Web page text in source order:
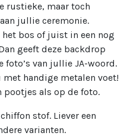
rustieke, maar toch
jullie ceremonie.
bos of juist in een nog
geeft deze backdrop
foto’s van jullie JA-woord.
met handige metalen voet!
pootjes als op de foto.
stof. Liever een
varianten.